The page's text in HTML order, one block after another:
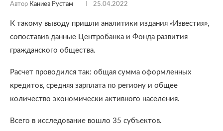
Автор Каниев Рустам 25.04.2022
К такому выводу пришли аналитики издания «Известия»,
сопоставив данные Центробанка и Фонда развития
гражданского общества.
Расчет проводился так: общая сумма оформленных
кредитов, средняя зарплата по региону и общее
количество экономически активного населения.
Всего в исследование вошло 35 субъектов.